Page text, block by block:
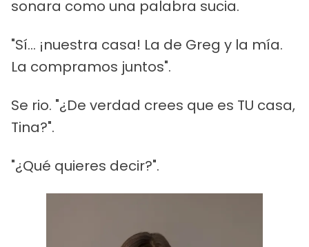
sonara como una palabra sucia.
"Sí... ¡nuestra casa! La de Greg y la mía.
La compramos juntos".
Se rio. "¿De verdad crees que es TU casa,
Tina?".
"¿Qué quieres decir?".